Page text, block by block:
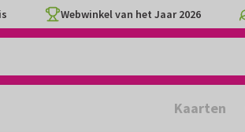
Webwinkel van het Jaar 2026
Kaarten